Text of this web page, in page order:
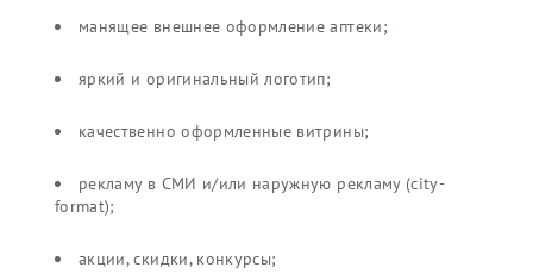
манящее внешнее оформление аптеки;
яркий и оригинальный логотип;
качественно оформленные витрины;
рекламу в СМИ и/или наружную рекламу (city-
format);
акции, скидки, конкурсы;